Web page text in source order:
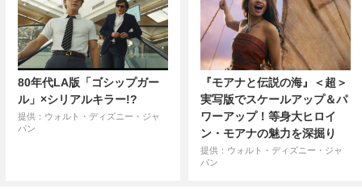
80年代LA版「ゴシップガー
ル」×シリアルキラー!?
提供：ウォルト・ディズニー・ジャ
パン
『モアナと伝説の海』＜超＞
実写版でスケールアップ＆パ
ワーアップ！等身大ヒロイ
ン・モアナの魅力を深掘り
提供：ウォルト・ディズニー・ジャ
パン